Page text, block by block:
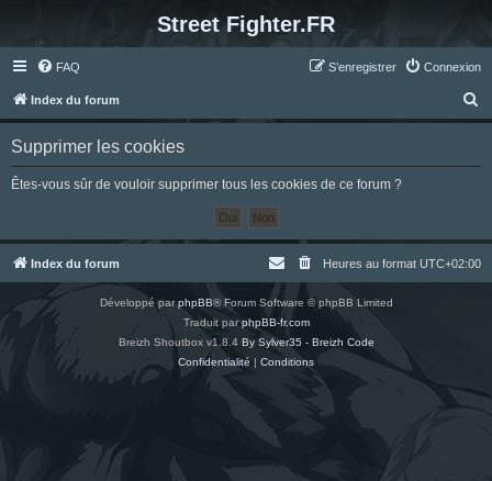
Street Fighter.FR
FAQ Connexion
S’enregistrer
Index du forum
e
h
Supprimer les cookies
Êtes-vous sûr de vouloir supprimer tous les cookies de ce forum ?
Index du forum Heures au format UTC+02:00
Développé parphpBB® Forum Software © phpBB Limited
Traduit parphpBB-fr.com
Breizh Shoutbox v1.8.4 By Sylver35 - Breizh Code
Confidentialité | Conditions